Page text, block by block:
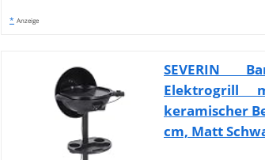
* Anzeige
SEVERIN
Elektrogrill
keramischer
cm, Matt